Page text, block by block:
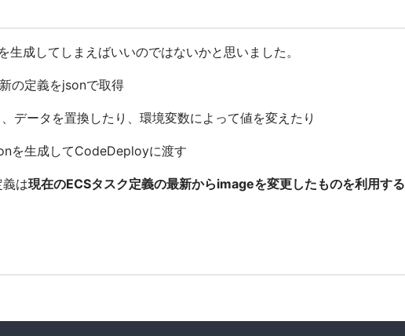
成してしまえばいいのではないかと思いました。
の定義をjsonで取得
データを置換したり、環境変数によって値を変えたり
を生成してCodeDeployに渡す
は現在のECSタスク定義の最新からimageを変更したものを利用する